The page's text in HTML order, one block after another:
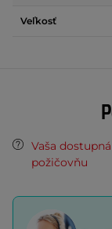
Veľkosť
Vaša
požičovňu